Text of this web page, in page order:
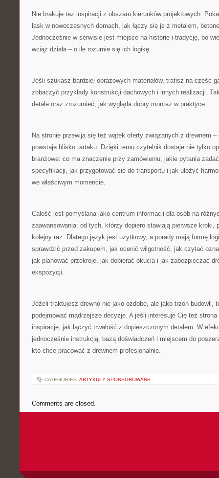
Nie brakuje też inspiracji z obszaru kierunków projektowych.
łask w nowoczesnych domach, jak łączy się je z metalem,
Jednocześnie w serwisie jest miejsce na historię i tradycję, bo
wciąż działa – o ile rozumie się ich logikę.
Jeśli szukasz bardziej obrazowych materiałów, trafisz na część
zobaczyć przykłady konstrukcji dachowych i innych realizacji.
detale oraz zrozumieć, jak wygląda dobry montaż w praktyce.
Na stronie przewija się też wątek oferty związanych z drewnem
powstaje blisko tartaku. Dzięki temu czytelnik dostaje nie tylko
branżowe: co ma znaczenie przy zamówieniu, jakie pytania
specyfikacji, jak przygotować się do transportu i jak ułożyć
we właściwym momencie.
Całość jest pomyślana jako centrum informacji dla osób na
zaawansowania: od tych, którzy dopiero stawiają pierwsze kroki,
kolejny raz. Dlatego język jest użytkowy, a porady mają formę
sprawdzić przed zakupem, jak ocenić wilgotność, jak czytać
jak planować przekroje, jak dobierać okucia i jak zabezpieczać
ekspozycji.
Jeżeli traktujesz drewno nie jako ozdobę, ale jako trzon budowli,
podejmować mądrzejsze decyzje. A jeśli interesuje Cię też
inspiracje, jak łączyć trwałość z dopieszczonym detalem. W
jednocześnie instrukcją, bazą doświadczeń i miejscem do
kto chce pracować z drewnem profesjonalnie.
CATEGORIES: ARTYKUŁY SPONSOROWANE
Comments are closed.